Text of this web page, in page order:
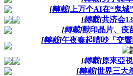
[轉載]上万个AI在“鬼城
[轉載]共济会
[轉載]獸印晶片、疫
[轉載]午夜奏起嘈吵「交
[轉載]原來亞
[轉載]世界三大